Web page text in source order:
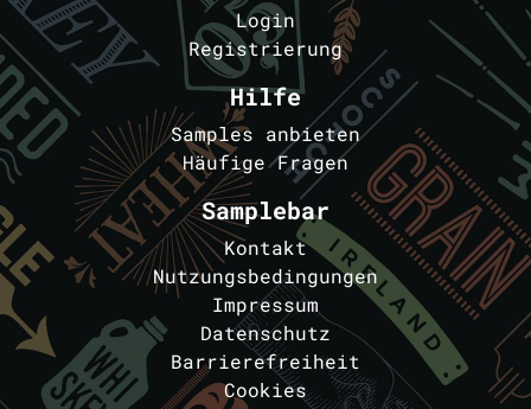
Login
Registrierung
Hilfe
Samples anbieten
Häufige Fragen
Samplebar
Kontakt
Nutzungsbedingungen
Impressum
Datenschutz
Barrierefreiheit
Cookies